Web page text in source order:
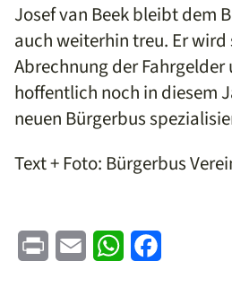
Josef van Beek bleibt dem
auch weiterhin treu. Er
Abrechnung der Fahrgelder
hoffentlich noch in diesem
neuen Bürgerbus
Text + Foto: Bürgerbus
Print Email WhatsApp